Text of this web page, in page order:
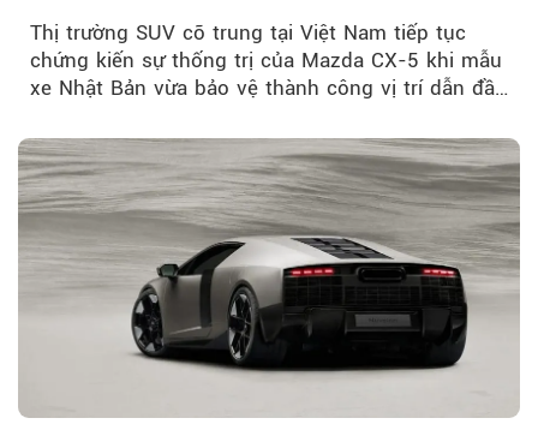
Thị trường SUV cỡ trung tại Việt Nam tiếp tục
chứng kiến sự thống trị của Mazda CX-5 khi mẫu
xe Nhật Bản vừa bảo vệ thành công vị trí dẫn đầu